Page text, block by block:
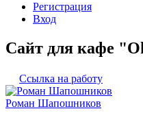
Регистрация
Вход
Сайт для кафе
Ссылка на работу
Роман Шапошников